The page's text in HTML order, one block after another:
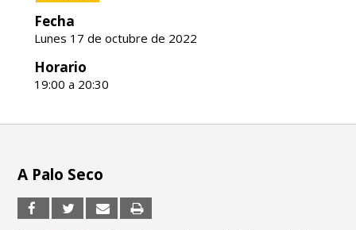
Fecha
Lunes 17 de octubre de 2022
Horario
19:00 a 20:30
A Palo Seco